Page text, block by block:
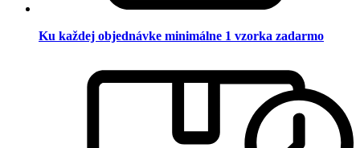
Ku každej objednávke minimálne 1 vzorka zadarmo